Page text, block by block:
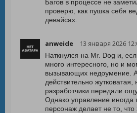
Багов в процессе не
проверю, как пушка себя
девайсах.
anweide 13 января 2026
Наткнулся на Mr. Dog и,
много интересного, но и
вызывающих недоумение.
действительно жутковатая,
разработчики передали
Однако управление иногда
персонаж делает не то,